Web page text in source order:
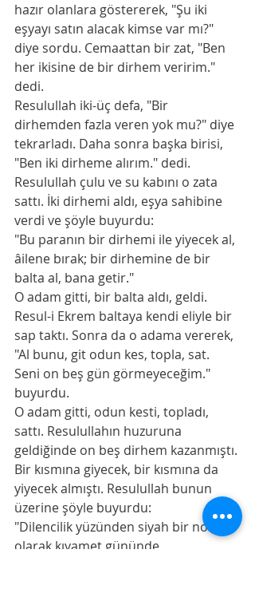
hazır olanlara göstererek, "Şu iki
eşyayı satın alacak kimse var mı?"
diye sordu. Cemaattan bir zat, "Ben
her ikisine de bir dirhem veririm."
dedi.
Resulullah iki-üç defa, "Bir
dirhemden fazla veren yok mu?" diye
tekrarladı. Daha sonra başka birisi,
"Ben iki dirheme alırım." dedi.
Resulullah çulu ve su kabını o zata
sattı. İki dirhemi aldı, eşya sahibine
verdi ve şöyle buyurdu:
"Bu paranın bir dirhemi ile yiyecek al,
âilene bırak; bir dirhemine de bir
balta al, bana getir."
O adam gitti, bir balta aldı, geldi.
Resul-i Ekrem baltaya kendi eliyle bir
sap taktı. Sonra da o adama vererek,
"Al bunu, git odun kes, topla, sat.
Seni on beş gün görmeyeceğim."
buyurdu.
O adam gitti, odun kesti, topladı,
sattı. Resulullahın huzuruna
geldiğinde on beş dirhem kazanmıştı.
Bir kısmına giyecek, bir kısmına da
yiyecek almıştı. Resulullah bunun
üzerine şöyle buyurdu:
"Dilencilik yüzünden siyah bir nokta
olarak kıyamet gününde